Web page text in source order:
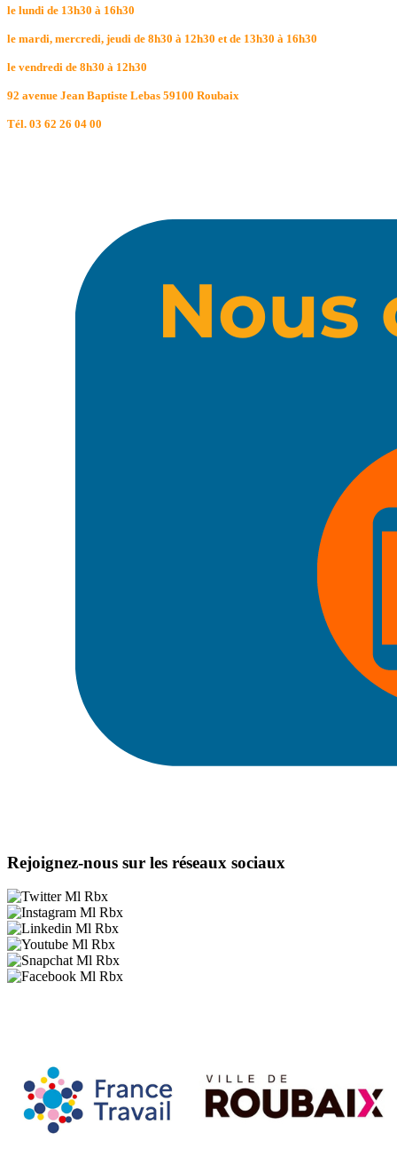
le lundi de 13h30 à 16h30
le mardi, mercredi, jeudi de 8h30 à 12h30 et de 13h30 à 16h30
le vendredi de 8h30 à 12h30
92 avenue Jean Baptiste Lebas 59100 Roubaix
Tél. 03 62 26 04 00
Rejoignez-nous sur les réseaux sociaux